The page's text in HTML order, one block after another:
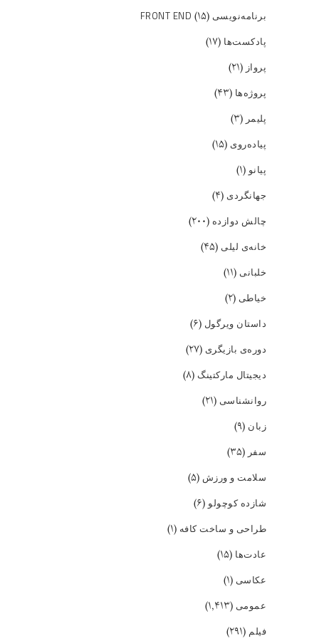
برنامه‌نویسی FRONT END (۱۵)
پادکست‌ها (۱۷)
پرواز (۲۱)
پروژه‌ها (۴۳)
پلیمر (۳)
پیاده‌روی (۱۵)
پیانو(۱)
جهانگردی (۴)
چالش دوازده (۲۰۰)
خانه‌ی لیلی (۴۵)
خلبانی (۱۱)
خیاطی (۲)
داستان ویرگول (۶)
دوره‌ی بازیگری (۲۷)
دیجیتال مارکتینگ (۸)
روانشناسی (۲۱)
زبان (۹)
سفر (۳۵)
سلامت و ورزش (۵)
شازده کوچولو(۶)
طراحی و ساخت کافه (۱)
عادت‌ها (۱۵)
عکاسی (۱)
عمومی (۱,۴۱۳)
فیلم (۲۹۱)